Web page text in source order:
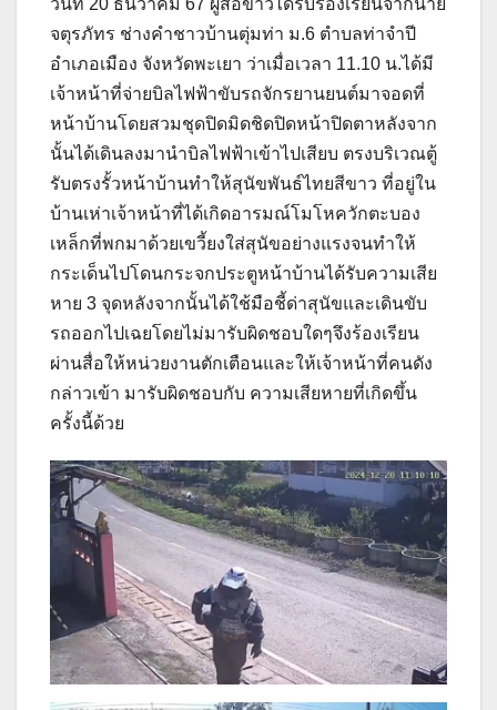
วันที่ 20 ธันวาคม 67 ผู้สื่อข่าวได้รับร้องเรียนจากนาย
จตุรภัทร ช่างคำชาวบ้านตุ่มท่า ม.6 ตำบลท่าจำปี
อำเภอเมือง จังหวัดพะเยา ว่าเมื่อเวลา 11.10 น.ได้มี
เจ้าหน้าที่จ่ายบิลไฟฟ้าขับรถจักรยานยนต์มาจอดที่
หน้าบ้านโดยสวมชุดปิดมิดชิดปิดหน้าปิดตาหลังจาก
นั้นได้เดินลงมานำบิลไฟฟ้าเข้าไปเสียบ ตรงบริเวณตู้
รับตรงรั้วหน้าบ้านทำให้สุนัขพันธ์ไทยสีขาว ที่อยู่ใน
บ้านเห่าเจ้าหน้าที่ได้เกิดอารมณ์โมโหควักตะบอง
เหล็กที่พกมาด้วยเขวี้ยงใส่สุนัขอย่างแรงจนทำให้
กระเด็นไปโดนกระจกประตูหน้าบ้านได้รับความเสีย
หาย 3 จุดหลังจากนั้นได้ใช้มือชี้ด่าสุนัขและเดินขับ
รถออกไปเฉยโดยไม่มารับผิดชอบใดๆจึงร้องเรียน
ผ่านสื่อให้หน่วยงานตักเตือนและให้เจ้าหน้าที่คนดัง
กล่าวเข้า มารับผิดชอบกับ ความเสียหายที่เกิดขึ้น
ครั้งนี้ด้วย